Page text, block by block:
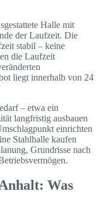
Halle mit
der Laufzeit. Die
stabil – keine
die Laufzeit
liegt innerhalb von 24
– etwa ein
langfristig ausbauen
einrichten
Stahlhalle kaufen
Grundrisse nach
Was